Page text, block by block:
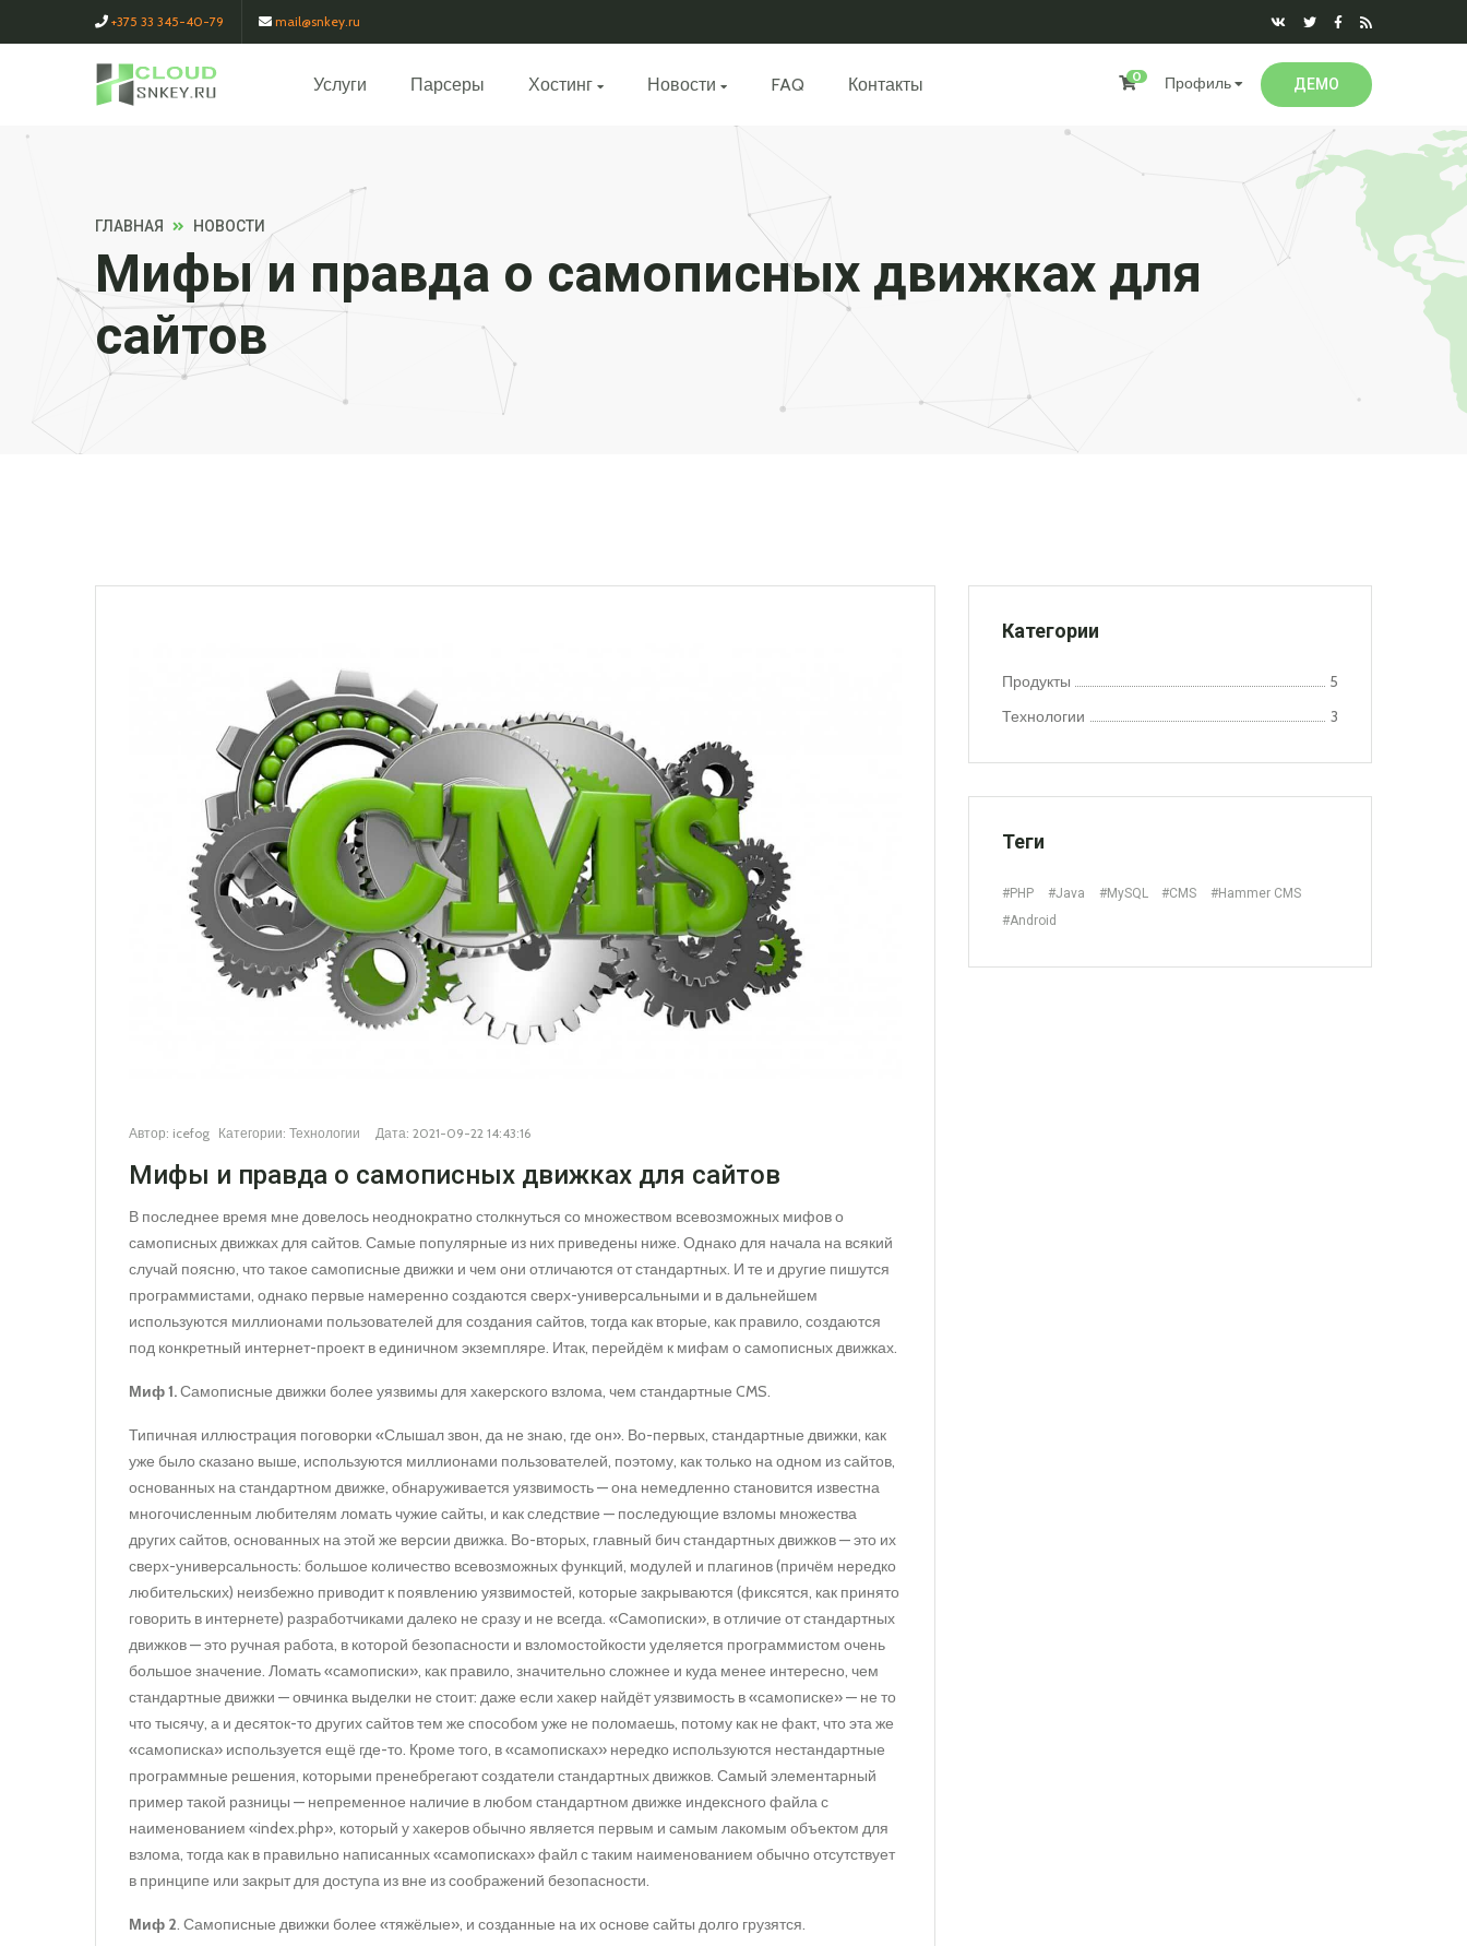
+375 33 345-40-79 mail@snkey.ru
Услуги Парсеры Хостинг Новости FAQ Контакты 0 Профиль ДЕМО
ГЛАВНАЯ НОВОСТИ
Мифы и правда о самописных движках для
сайтов
Автор: icefog Категории: Технологии Дата: 2021-09-22 14:43:16
Мифы и правда о самописных движках для сайтов
В последнее время мне довелось неоднократно столкнуться со множеством всевозможных мифов о
самописных движках для сайтов. Самые популярные из них приведены ниже. Однако для начала на всякий
случай поясню, что такое самописные движки и чем они отличаются от стандартных. И те и другие пишутся
программистами, однако первые намеренно создаются сверх-универсальными и в дальнейшем
используются миллионами пользователей для создания сайтов, тогда как вторые, как правило, создаются
под конкретный интернет-проект в единичном экземпляре. Итак, перейдём к мифам о самописных движках.
Миф 1.Самописные движки более уязвимы для хакерского взлома, чем стандартные CMS.
Типичная иллюстрация поговорки «Слышал звон, да не знаю, где он». Во-первых, стандартные движки, как
уже было сказано выше, используются миллионами пользователей, поэтому, как только на одном из сайтов,
основанных на стандартном движке, обнаруживается уязвимость — она немедленно становится известна
многочисленным любителям ломать чужие сайты, и как следствие — последующие взломы множества
других сайтов, основанных на этой же версии движка. Во-вторых, главный бич стандартных движков — это их
сверх-универсальность: большое количество всевозможных функций, модулей и плагинов (причём нередко
любительских) неизбежно приводит к появлению уязвимостей, которые закрываются (фиксятся, как принято
говорить в интернете) разработчиками далеко не сразу и не всегда. «Самописки», в отличие от стандартных
движков — это ручная работа, в которой безопасности и взломостойкости уделяется программистом очень
большое значение. Ломать «самописки», как правило, значительно сложнее и куда менее интересно, чем
стандартные движки — овчинка выделки не стоит: даже если хакер найдёт уязвимость в «самописке» — не то
что тысячу, а и десяток-то других сайтов тем же способом уже не поломаешь, потому как не факт, что эта же
«самописка» используется ещё где-то. Кроме того, в «самописках» нередко используются нестандартные
программные решения, которыми пренебрегают создатели стандартных движков. Самый элементарный
пример такой разницы — непременное наличие в любом стандартном движке индексного файла с
наименованием «index.php», который у хакеров обычно является первым и самым лакомым объектом для
взлома, тогда как в правильно написанных «самописках» файл с таким наименованием обычно отсутствует
в принципе или закрыт для доступа из вне из соображений безопасности.
Миф 2 . Самописные движки более «тяжёлые», и созданные на их основе сайты долго грузятся.
Категории
Продукты
5
Технологии
3
Теги
#PHP #Java #MySQL #CMS
#Hammer CMS
#Android